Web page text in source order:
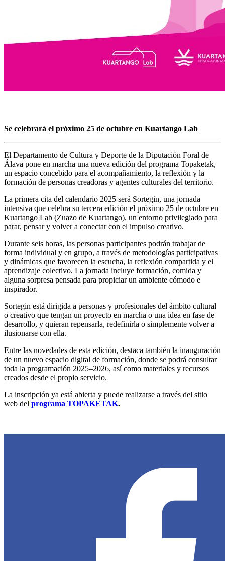
Se celebrará el próximo 25 de octubre en Kuartango Lab
El Departamento de Cultura y Deporte de la Diputación Foral de
Álava pone en marcha una nueva edición del programa Topaketak,
un espacio concebido para el acompañamiento, la reflexión y la
formación de personas creadoras y agentes culturales del territorio.
La primera cita del calendario 2025 será Sortegin, una jornada
intensiva que celebra su tercera edición el próximo 25 de octubre en
Kuartango Lab (Zuazo de Kuartango), un entorno privilegiado para
parar, pensar y volver a conectar con el impulso creativo.
Durante seis horas, las personas participantes podrán trabajar de
forma individual y en grupo, a través de metodologías participativas
y dinámicas que favorecen la escucha, la reflexión compartida y el
aprendizaje colectivo. La jornada incluye formación, comida y
alguna sorpresa pensada para propiciar un ambiente cómodo e
inspirador.
Sortegin está dirigida a personas y profesionales del ámbito cultural
o creativo que tengan un proyecto en marcha o una idea en fase de
desarrollo, y quieran repensarla, redefinirla o simplemente volver a
ilusionarse con ella.
Entre las novedades de esta edición, destaca también la inauguración
de un nuevo espacio digital de formación, donde se podrá consultar
toda la programación 2025–2026, así como materiales y recursos
creados desde el propio servicio.
La inscripción ya está abierta y puede realizarse a través del sitio
web del programa TOPAKETAK.